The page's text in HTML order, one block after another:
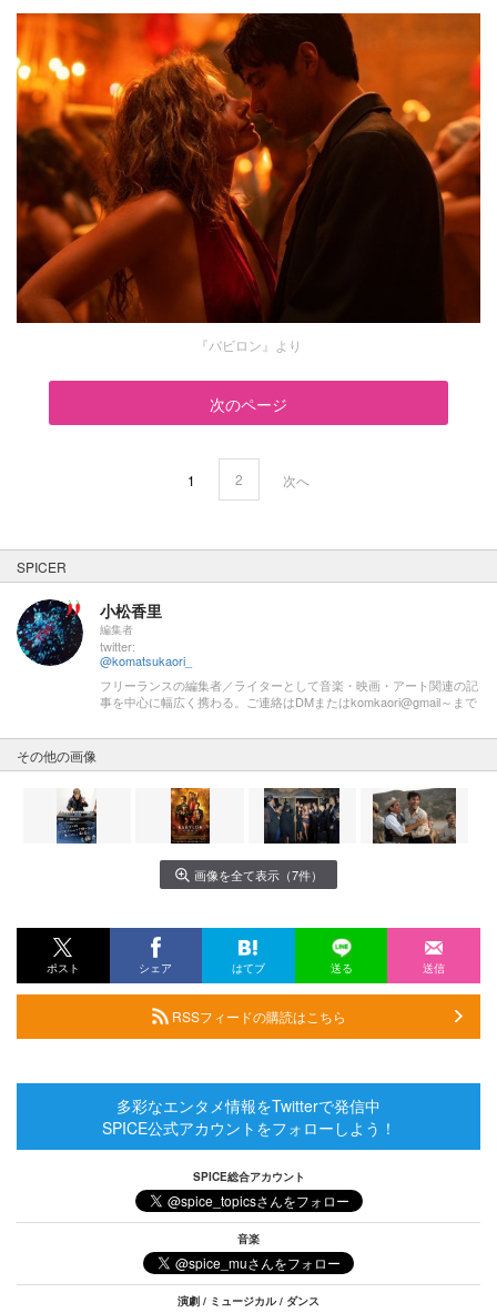
『バビロン』より
次のページ
1 2 次へ
SPICER
小松香里
編集者
twitter:
@komatsukaori_
フリーランスの編集者／ライターとして音楽・映画・アート関連の記
事を中心に幅広く携わる。ご連絡はDMまたはkomkaori@gmail～まで
その他の画像
画像を全て表示（7件）
ポスト シェア はてブ 送る 送信
RSSフィードの購読はこちら
多彩なエンタメ情報をTwitterで発信中
SPICE公式アカウントをフォローしよう！
SPICE総合アカウント
音楽
演劇 / ミュージカル / ダンス